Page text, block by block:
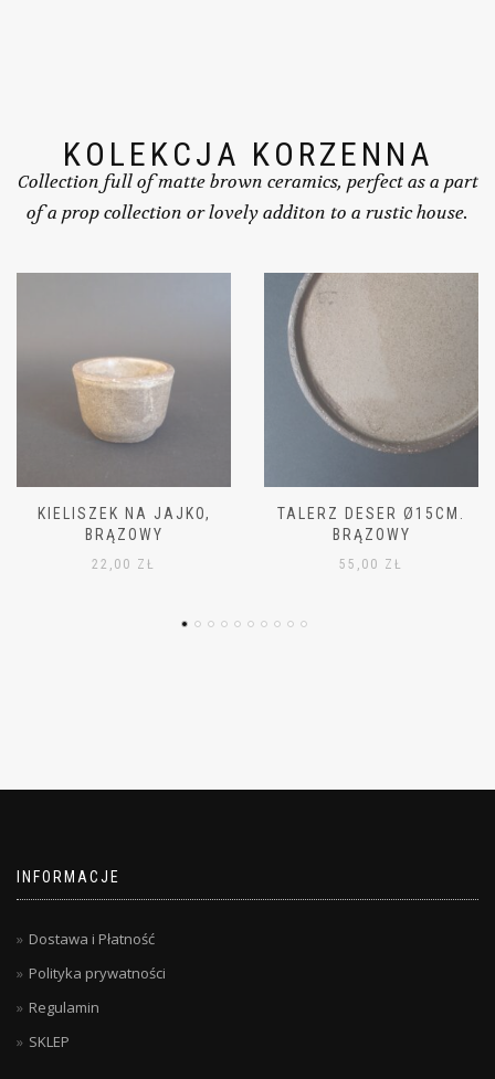
KOLEKCJA KORZENNA
Collection full of matte brown ceramics, perfect as a part
of a prop collection or lovely additon to a rustic house.
TALERZ DESER Ø15CM.
BRĄZOWY
55,00 ZŁ
MISKA MAŁA Ø11CM,
BRĄZOWA
42,00 ZŁ
INFORMACJE
Dostawa i Płatność
Polityka prywatności
Regulamin
SKLEP